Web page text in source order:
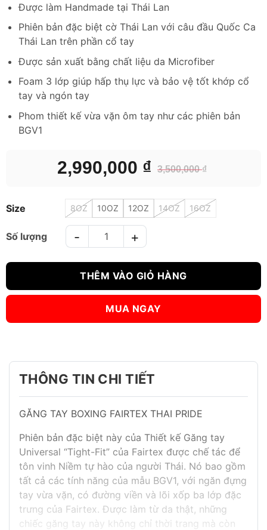
3,500,000₫
2,990,000 ₫
Được làm Handmade tại Thái Lan
Phiên bản đặc biệt cờ Thái Lan với câu đầu Quốc Ca
Thái Lan trên phần cổ tay
Được sản xuất bằng chất liệu da Microfiber
Foam 3 lớp giúp hấp thụ lực và bảo vệ tốt khớp cổ
tay và ngón tay
Phom thiết kế vừa vặn ôm tay như các phiên bản
BGV1
Size 8OZ 10OZ 12OZ 14OZ 16OZ
GĂNG TAY BOXING FAIRTEX THAI PRIDE số lượng
THÊM VÀO GIỎ HÀNG
MUA NGAY
THÔNG TIN CHI TIẾT
GĂNG TAY BOXING FAIRTEX THAI PRIDE
Phiên bản đặc biệt này của Thiết kế Găng tay
Universal “Tight-Fit” của Fairtex được chế tác để
tôn vinh Niềm tự hào của người Thái. Nó bao gồm
tất cả các tính năng của mẫu BGV1, với ngăn đựng
tay vừa vặn, có đường viền và lõi xốp ba lớp đặc
trưng của Fairtex. Được làm từ da thật, những
chiếc găng tay này không chỉ thời trang mà còn